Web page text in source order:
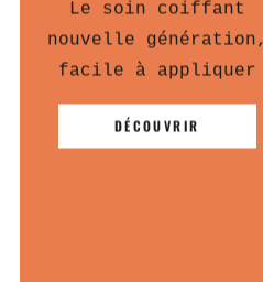
Le soin coiffant
nouvelle génération,
facile à appliquer
DÉCOUVRIR